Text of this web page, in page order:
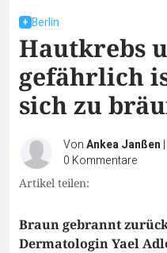
Berlin
Hautkrebs
gefährlich
sich zu
VonAnkea Janßen |
0 Kommentare
Artikel teilen:
Braun gebrannt
Dermatologin Yael